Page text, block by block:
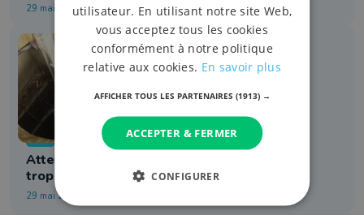
29 mai 2024 à 18:26
Info
Attert : un puits fermé suite à une
trop forte concentration de PFAS
29 mai 2024 à 17:37
utilisateur. En utilisant notre site Web,
vous acceptez tous les cookies
conformément à notre politique
relative aux cookies. En savoir plus
AFFICHER TOUS LES PARTENAIRES (1913) →
ACCEPTER & FERMER
CONFIGURER